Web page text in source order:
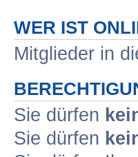
WER IST
Mitglieder in
Sie dürfen
Sie dürfen